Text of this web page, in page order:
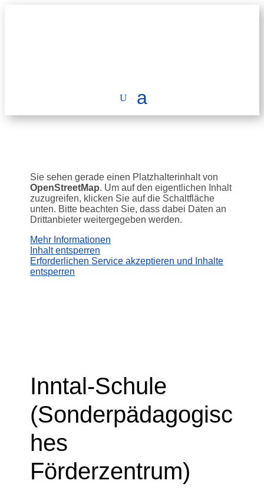
Sie sehen gerade einen Platzhalterinhalt von
OpenStreetMap. Um auf den eigentlichen Inhalt
zuzugreifen, klicken Sie auf die Schaltfläche
unten. Bitte beachten Sie, dass dabei Daten an
Drittanbieter weitergegeben werden.
Mehr Informationen
Inhalt entsperren
Erforderlichen Service akzeptieren und Inhalte
entsperren
Inntal-Schule
(Sonderpädagogisc
hes
Förderzentrum)